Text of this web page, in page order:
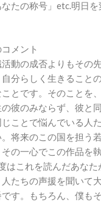
たの称号」etc.明日を
メント
活動の成否よりもその
分らしく生きること
とです。そのことを
彼のみならず、彼と
ことで悩んでいる人
。将来のこの国を担う
の一心でこの作品を
はこれを読んだあなた
たちの声援を聞いて
です。もちろん、僕も